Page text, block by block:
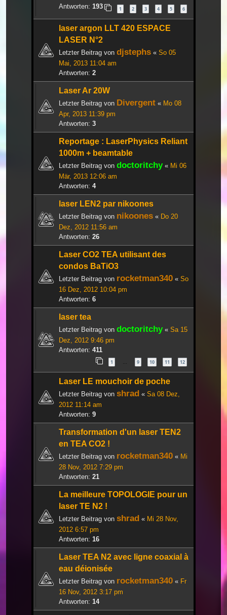
Antworten: 193 1 2 3 4 5 6
laser argon LLT 420 ESPACE
LASER N°2
Letzter Beitrag von djstephs « So 05
Mai, 2013 11:04 am
Antworten: 2
Laser Ar 20W
Letzter Beitrag von Divergent « Mo 08
Apr, 2013 11:39 pm
Antworten: 3
Reportage : LaserPhysics Reliant
1000m + beamtable
Letzter Beitrag von doctoritchy« Mi 06
Mär, 2013 12:06 am
Antworten: 4
laser LEN2 par nikoones
Letzter Beitrag von nikoones « Do 20
Dez, 2012 11:56 am
Antworten: 26
Laser CO2 TEA utilisant des
condos BaTiO3
Letzter Beitrag von rocketman340 « So
16 Dez, 2012 10:04 pm
Antworten: 6
laser tea
Letzter Beitrag von doctoritchy« Sa 15
Dez, 2012 9:46 pm
Antworten: 411
1 … 9 10 11 12
Laser LE mouchoir de poche
Letzter Beitrag von shrad « Sa 08 Dez,
2012 11:14 am
Antworten: 9
Transformation d'un laser TEN2
en TEA CO2 !
Letzter Beitrag von rocketman340 « Mi
28 Nov, 2012 7:29 pm
Antworten: 21
La meilleure TOPOLOGIE pour un
laser TE N2 !
Letzter Beitrag von shrad « Mi 28 Nov,
2012 6:57 pm
Antworten: 16
Laser TEA N2 avec ligne coaxial à
eau déionisée
Letzter Beitrag von rocketman340 « Fr
16 Nov, 2012 3:17 pm
Antworten: 14